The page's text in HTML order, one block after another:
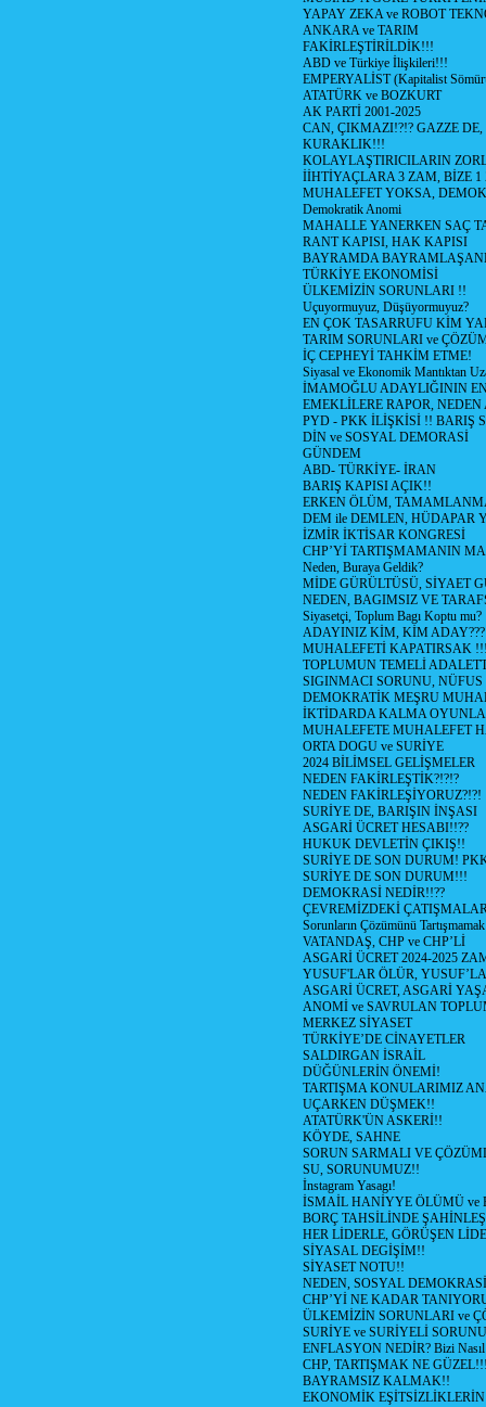
YAPAY ZEKA ve ROBOT
ANKARA ve TARIM
FAKİRLEŞTİRİLDİK!!!
ABD ve Türkiye İlişkileri!!!
EMPERYALİST (Kapitalist
ATATÜRK ve BOZKURT
AK PARTİ 2001-2025
CAN, ÇIKMAZI!?!? GAZZE
KURAKLIK!!!
KOLAYLAŞTIRICILARIN
İİHTİYAÇLARA 3 ZAM, BİZE
MUHALEFET YOKSA,
Demokratik Anomi
MAHALLE YANERKEN SAÇ
RANT KAPISI, HAK KAPISI
BAYRAMDA
TÜRKİYE EKONOMİSİ
ÜLKEMİZİN SORUNLARI !!
Uçuyormuyuz, Düşüyormuyuz?
EN ÇOK TASARRUFU KİM
TARIM SORUNLARI ve
İÇ CEPHEYİ TAHKİM ETME!
Siyasal ve Ekonomik Mantıktan
İMAMOĞLU ADAYLIĞININ
EMEKLİLERE RAPOR,
PYD - PKK İLİŞKİSİ !! BARIŞ
DİN ve SOSYAL DEMORASİ
GÜNDEM
ABD- TÜRKİYE- İRAN
BARIŞ KAPISI AÇIK!!
ERKEN ÖLÜM,
DEM ile DEMLEN, HÜDAPAR
İZMİR İKTİSAR KONGRESİ
CHP’Yİ TARTIŞMAMANIN
Neden, Buraya Geldik?
MİDE GÜRÜLTÜSÜ, SİYAET
NEDEN, BAGIMSIZ VE
Siyasetçi, Toplum Bagı Koptu mu?
ADAYINIZ KİM, KİM ADAY???
MUHALEFETİ KAPATIRSAK
TOPLUMUN TEMELİ
SIGINMACI SORUNU,
DEMOKRATİK MEŞRU
İKTİDARDA KALMA
MUHALEFETE MUHALEFET
ORTA DOGU ve SURİYE
2024 BİLİMSEL GELİŞMELER
NEDEN FAKİRLEŞTİK?!?!?
NEDEN FAKİRLEŞİYORUZ?!?!
SURİYE DE, BARIŞIN İNŞASI
ASGARİ ÜCRET HESABI!!??
HUKUK DEVLETİN ÇIKIŞ!!
SURİYE DE SON DURUM!
SURİYE DE SON DURUM!!!
DEMOKRASİ NEDİR!!??
ÇEVREMİZDEKİ
Sorunların Çözümünü
VATANDAŞ, CHP ve CHP’Lİ
ASGARİ ÜCRET 2024-2025
YUSUF'LAR ÖLÜR,
ASGARİ ÜCRET, ASGARİ
ANOMİ ve SAVRULAN
MERKEZ SİYASET
TÜRKİYE’DE CİNAYETLER
SALDIRGAN İSRAİL
DÜĞÜNLERİN ÖNEMİ!
TARTIŞMA KONULARIMIZ
UÇARKEN DÜŞMEK!!
ATATÜRK'ÜN ASKERİ!!
KÖYDE, SAHNE
SORUN SARMALI VE
SU, SORUNUMUZ!!
İnstagram Yasagı!
İSMAİL HANİYYE ÖLÜMÜ ve
BORÇ TAHSİLİNDE
HER LİDERLE, GÖRÜŞEN
SİYASAL DEGİŞİM!!
SİYASET NOTU!!
NEDEN, SOSYAL
CHP’Yİ NE KADAR
ÜLKEMİZİN SORUNLARI ve
SURİYE ve SURİYELİ
ENFLASYON NEDİR? Bizi
CHP, TARTIŞMAK NE
BAYRAMSIZ KALMAK!!
EKONOMİK